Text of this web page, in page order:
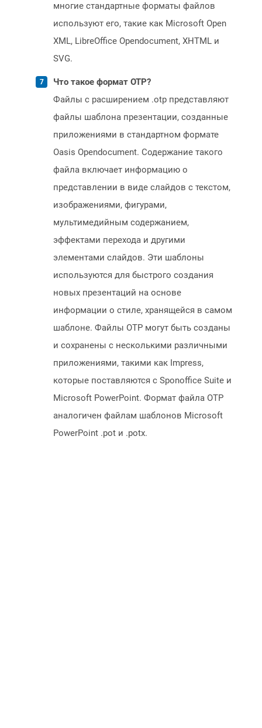
многие стандартные форматы файлов
используют его, такие как Microsoft Open
XML, LibreOffice Opendocument, XHTML и
SVG.
Что такое формат OTP?
Файлы с расширением .otp представляют
файлы шаблона презентации, созданные
приложениями в стандартном формате
Oasis Opendocument. Содержание такого
файла включает информацию о
представлении в виде слайдов с текстом,
изображениями, фигурами,
мультимедийным содержанием,
эффектами перехода и другими
элементами слайдов. Эти шаблоны
используются для быстрого создания
новых презентаций на основе
информации о стиле, хранящейся в самом
шаблоне. Файлы OTP могут быть созданы
и сохранены с несколькими различными
приложениями, такими как Impress,
которые поставляются с Sponoffice Suite и
Microsoft PowerPoint. Формат файла OTP
аналогичен файлам шаблонов Microsoft
PowerPoint .pot и .potx.